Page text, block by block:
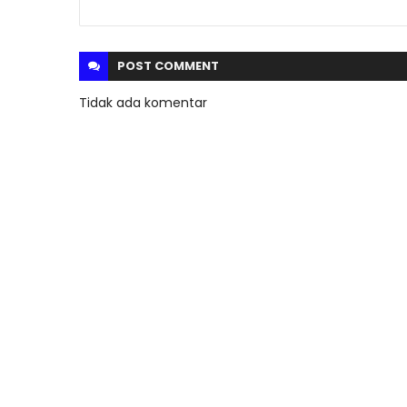
POST COMMENT
Tidak ada komentar